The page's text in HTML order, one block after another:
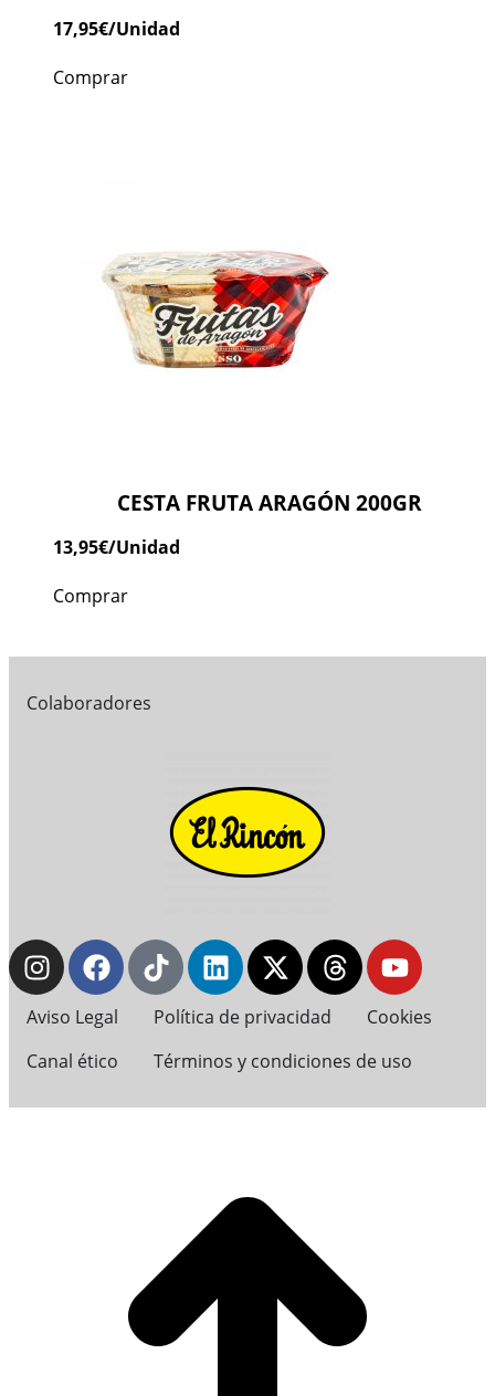
17,95€/Unidad
Comprar
CESTA FRUTA ARAGÓN 200GR
13,95€/Unidad
Comprar
Colaboradores
Aviso Legal Política de privacidad
Cookies
Canal ético
Términos y condiciones de uso